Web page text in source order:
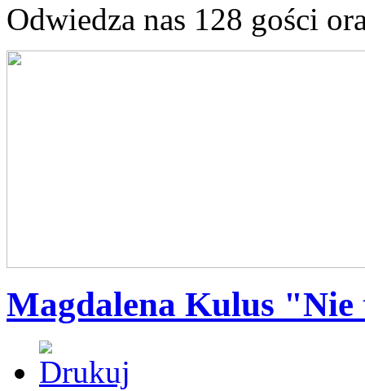
Odwiedza nas 128 gości
Magdalena Kulus